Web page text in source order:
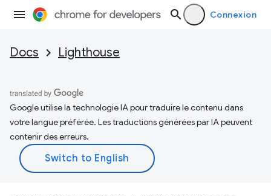
Connexion
Docs Lighthouse
Google utilise la technologie IA pour traduire le contenu dans
votre langue préférée. Les traductions générées par IA peuvent
contenir des erreurs.